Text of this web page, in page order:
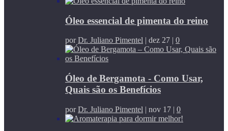
Óleo essencial de pimenta do reino
porDr. Juliano Pimentel dez 27 0
Óleo de Bergamota - Como Usar,
Quais são os Benefícios
porDr. Juliano Pimentel | nov 17 | 0